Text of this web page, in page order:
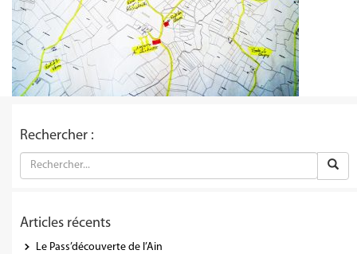
Rechercher :
Articles récents
Le Pass’découverte de l’Ain